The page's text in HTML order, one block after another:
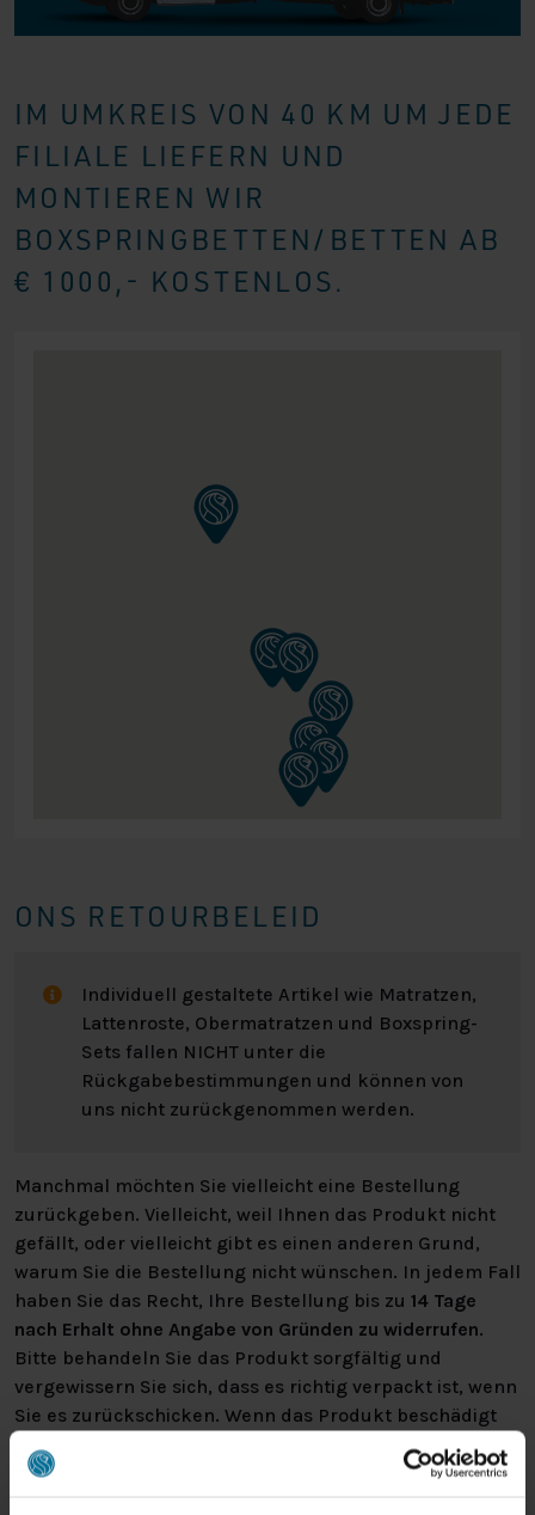
IM UMKREIS VON 40 KM UM JEDE
FILIALE LIEFERN UND
MONTIEREN WIR
BOXSPRINGBETTEN/BETTEN AB
€ 1000,- KOSTENLOS.
ONS RETOURBELEID
Individuell gestaltete Artikel wie Matratzen,
Lattenroste, Obermatratzen und Boxspring-
Sets fallen NICHT unter die
Rückgabebestimmungen und können von
uns nicht zurückgenommen werden.
Manchmal möchten Sie vielleicht eine Bestellung
zurückgeben. Vielleicht, weil Ihnen das Produkt nicht
gefällt, oder vielleicht gibt es einen anderen Grund,
warum Sie die Bestellung nicht wünschen. In jedem Fall
haben Sie das Recht, Ihre Bestellung bis zu 14 Tage
nach Erhalt ohne Angabe von Gründen zu widerrufen.
Bitte behandeln Sie das Produkt sorgfältig und
vergewissern Sie sich, dass es richtig verpackt ist, wenn
Sie es zurückschicken. Wenn das Produkt beschädigt
ist oder die Verpackung mehr als nötig beschädigt ist,
können wir Ihnen diese Wertminderung des Produkts